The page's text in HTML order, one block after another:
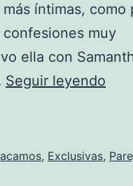
íntimas, como
muy
ella con
Seguir leyendo
, Exclusivas,